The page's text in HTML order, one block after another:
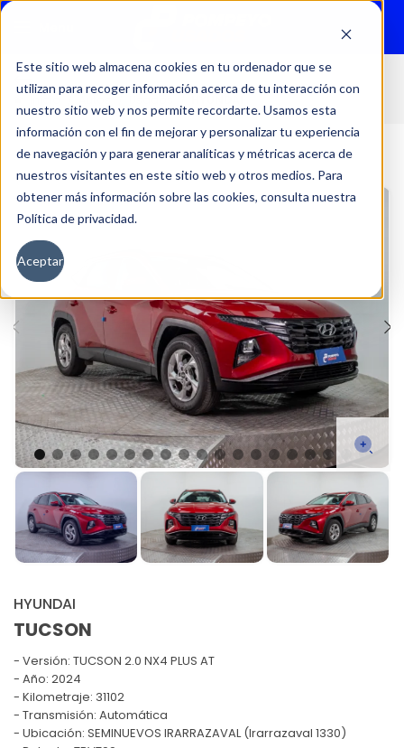
Este sitio web almacena cookies en tu ordenador que se
utilizan para recoger información acerca de tu interacción con
nuestro sitio web y nos permite recordarte. Usamos esta
información con el fin de mejorar y personalizar tu experiencia
de navegación y para generar analíticas y métricas acerca de
nuestros visitantes en este sitio web y otros medios. Para
obtener más información sobre las cookies, consulta nuestra
Política de privacidad.
Aceptar
Inicio Autos
HYUNDAI
TUCSON
Versión: TUCSON 2.0 NX4 PLUS AT
Año: 2024
Kilometraje: 31102
Transmisión: Automática
Ubicación: SEMINUEVOS IRARRAZAVAL (Irarrazaval 1330)